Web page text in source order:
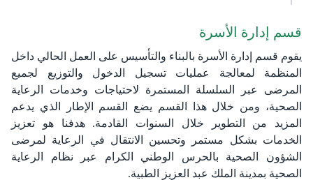
قسم إدارة الأسرة
يقوم قسم إدارة ا​لأسرة بالبناء والتأسيس على العمل الحالي داخل
المنظمة لمعالجة عمليات تسجيل الدخول والتوزيع لجميع
المرضى عبر السلسلة المستمرة لاحتياجات وخدمات الرعاية
الصحية، ومن خلال هذا القسم يضع القسم الإطار الذي يدعم
المزيد من التطوير خلال السنوات القادمة. هدفنا هو تعزيز
الخدمات بشكل مستمر وتحسين الانتقال في الرعاية لمرضى
الشؤون الصحية بالحرس الوطني الكرام عبر نظام الرعاية
الصحية بمدينة الملك عبد العزيز الطبية.